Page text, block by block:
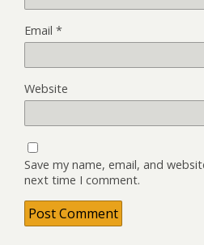
Email *
Website
Save my name, email, and
next time I comment.